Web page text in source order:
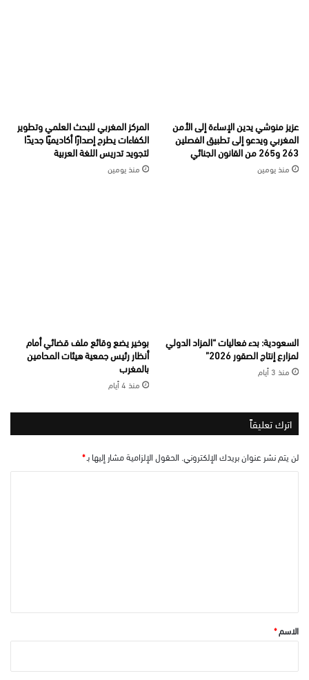
عزيز منوشي يدين الإساءة إلى الأمن
المغربي ويدعو إلى تطبيق الفصلين
263 و265 من القانون الجنائي
منذ يومين
المركز المغربي للبحث العلمي وتطوير
الكفاءات يطرح إصدارًا أكاديميًا جديدًا
لتجويد تدريس اللغة العربية
منذ يومين
السعودية: بدء فعاليات “المزاد الدولي
لمزارع إنتاج الصقور 2026”
منذ 3 أيام
بوخير يضع وقائع ملف قضائي أمام
أنظار رئيس جمعية هيئات المحامين
بالمغرب
منذ 4 أيام
اترك تعليقاً
لن يتم نشر عنوان بريدك الإلكتروني. الحقول الإلزامية مشار إليها بـ*
*الاسم*